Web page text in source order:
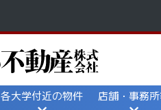
各大学付近の物件 店舗・事務